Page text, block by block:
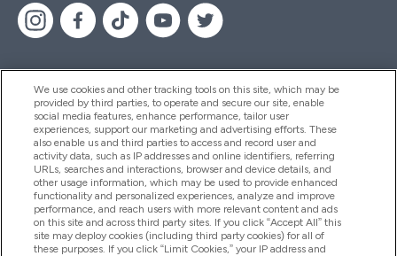
Βοήθεια & Πληροφορίες
Προϊόντα
Εταιρικές Πληροφορίες
We use cookies and other tracking tools on this site, which may be
provided by third parties, to operate and secure our site, enable
social media features, enhance performance, tailor user
experiences, support our marketing and advertising efforts. These
also enable us and third parties to access and record user and
activity data, such as IP addresses and online identifiers, referring
URLs, searches and interactions, browser and device details, and
other usage information, which may be used to provide enhanced
functionality and personalized experiences, analyze and improve
performance, and reach users with more relevant content and ads
on this site and across third party sites. If you click “Accept All” this
site may deploy cookies (including third party cookies) for all of
these purposes. If you click “Limit Cookies,” your IP address and